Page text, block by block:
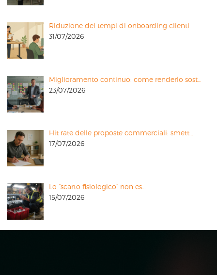
Riduzione dei tempi di onboarding clienti
31/07/2026
Miglioramento continuo: come renderlo sost…
23/07/2026
Hit rate delle proposte commerciali: smett…
17/07/2026
Lo “scarto fisiologico” non es…
15/07/2026